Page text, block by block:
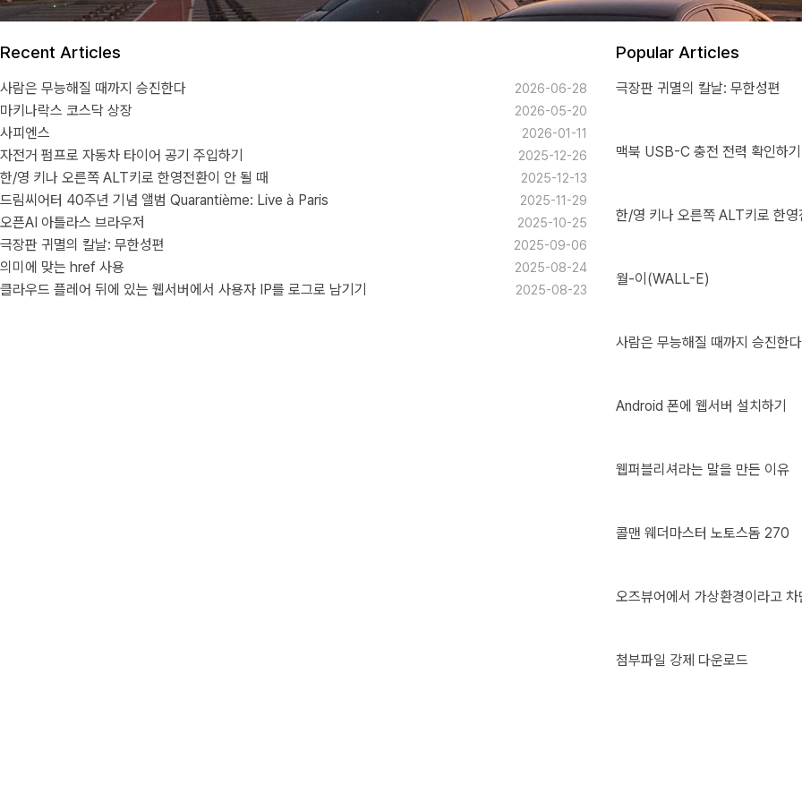
Recent Articles
사람은 무능해질 때까지 승진한다 2026-06-28
마키나락스 코스닥 상장 2026-05-20
사피엔스 2026-01-11
자전거 펌프로 자동차 타이어 공기 주입하기 2025-12-26
한/영 키나 오른쪽 ALT키로 한영전환이 안 될 때 2025-12-13
드림씨어터 40주년 기념 앨범 Quarantième: Live à Paris 2025-11-29
오픈AI 아틀라스 브라우저 2025-10-25
극장판 귀멸의 칼날: 무한성편 2025-09-06
의미에 맞는 href 사용 2025-08-24
클라우드 플레어 뒤에 있는 웹서버에서 사용자 IP를 로그로 남기기 2025-08-23
Popular Articles
극장판 귀멸의 칼날: 무한성편
맥북 USB-C 충전 전력 확인하기
한/영 키나 오른쪽 ALT키로 한영
월-이(WALL-E)
사람은 무능해질 때까지 승진한다
Android 폰에 웹서버 설치하기
웹퍼블리셔라는 말을 만든 이유
콜맨 웨더마스터 노토스돔 270
오즈뷰어에서 가상환경이라고
첨부파일 강제 다운로드